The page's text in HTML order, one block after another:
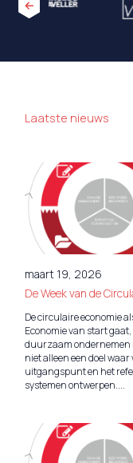
Laatste nieuws
maart 19, 2026
De Week van de
De circulaire economie
Economie van start
duurzaam ondernemen
niet alleen een doel
uitgangspunt en het
systemen ontwerpen....